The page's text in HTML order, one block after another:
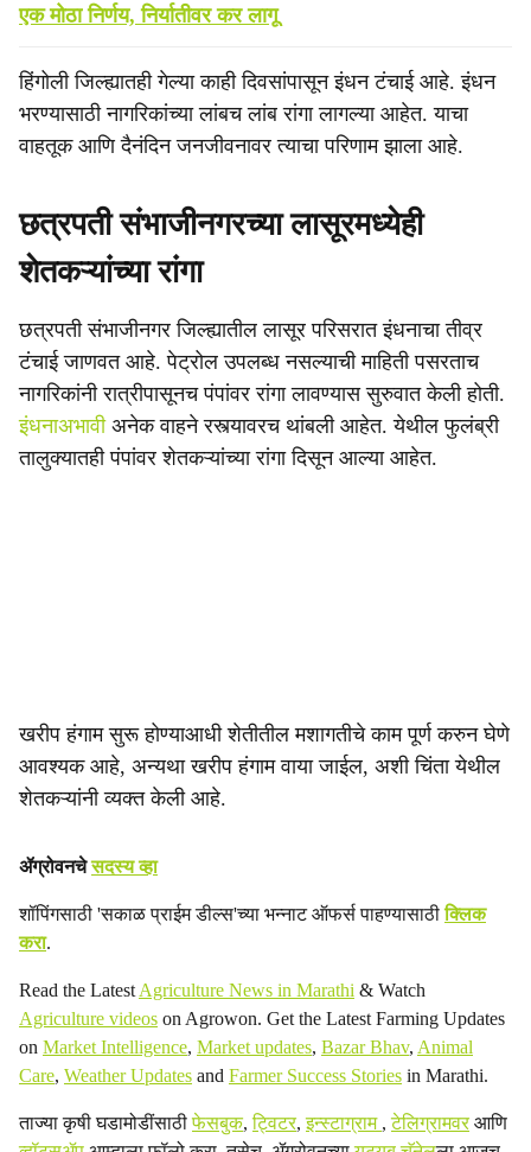
एक मोठा निर्णय, निर्यातीवर कर लागू
हिंगोली जिल्ह्यातही गेल्या काही दिवसांपासून इंधन टंचाई आहे. इंधन
भरण्यासाठी नागरिकांच्या लांबच लांब रांगा लागल्या आहेत. याचा
वाहतूक आणि दैनंदिन जनजीवनावर त्याचा परिणाम झाला आहे.
छत्रपती संभाजीनगरच्या लासूरमध्येही
शेतकऱ्यांच्या रांगा
छत्रपती संभाजीनगर जिल्ह्यातील लासूर परिसरात इंधनाचा तीव्र
टंचाई जाणवत आहे. पेट्रोल उपलब्ध नसल्याची माहिती पसरताच
नागरिकांनी रात्रीपासूनच पंपांवर रांगा लावण्यास सुरुवात केली होती.
इंधनाअभावीअनेक वाहने रस्त्यावरच थांबली आहेत. येथील फुलंब्री
तालुक्यातही पंपांवर शेतकऱ्यांच्या रांगा दिसून आल्या आहेत.
खरीप हंगाम सुरू होण्याआधी शेतीतील मशागतीचे काम पूर्ण करुन घेणे
आवश्यक आहे, अन्यथा खरीप हंगाम वाया जाईल, अशी चिंता येथील
शेतकऱ्यांनी व्यक्त केली आहे.
ॲग्रोवनचेसदस्य व्हा
शॉपिंगसाठी 'सकाळ प्राईम डील्स'च्या भन्नाट ऑफर्स पाहण्यासाठीक्लिक
करा.
Read the Latest Agriculture News in Marathi & Watch
Agriculture videos on Agrowon. Get the Latest Farming Updates
on Market Intelligence, Market updates, Bazar Bhav, Animal
Care, Weather Updates and Farmer Success Stories in Marathi.
ताज्या कृषी घडामोडींसाठीफेसबुक,ट्विटर,इन्स्टाग्राम ,टेलिग्रामवरआणि